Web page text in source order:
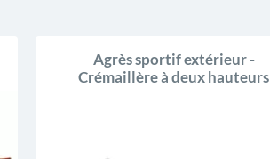
Agrès sportif extérieur -
Crémaillère à deux hauteurs